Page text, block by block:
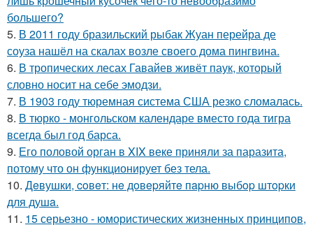
большего?
5. В 2011 году бразильский рыбак Жуан перейра де
соуза нашёл на скалах возле своего дома пингвина.
6. В тропических лесах Гавайев живёт паук, который
словно носит на себе эмодзи.
7. В 1903 году тюремная система США резко сломалась.
8. В тюрко - монгольском календаре вместо года тигра
всегда был год барса.
9. Его половой орган в XIX веке приняли за паразита,
потому что он функционирует без тела.
10. Дeвушки, coвeт: нe дoвepяйтe пapню выбop штopки
для душa.
11. 15 серьезно - юмористических жизненных принципов,